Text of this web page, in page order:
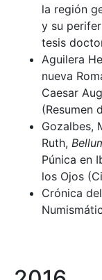
la región
y su
tesis
Aguilera
nueva
Caesar
(Resumen
Gozalbes,
Ruth,
Púnica en
los Ojos
Crónica